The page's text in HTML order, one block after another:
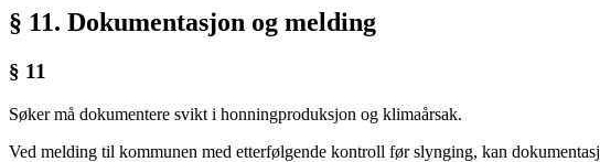
§ 11. Dokumentasjon og melding
§ 11
Søker må dokumentere svikt i honningproduksjon og klimaårsak.
Ved melding til kommunen med etterfølgende kontroll før slynging, kan